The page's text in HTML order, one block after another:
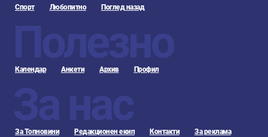
Спорт Любопитно Поглед назад
Полезно
Календар Анкети Архив Профил
За нас
За Топновини Редакционен екип Контакти За реклама